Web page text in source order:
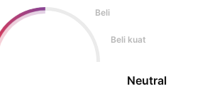
Beli
Beli kuat
Neutral